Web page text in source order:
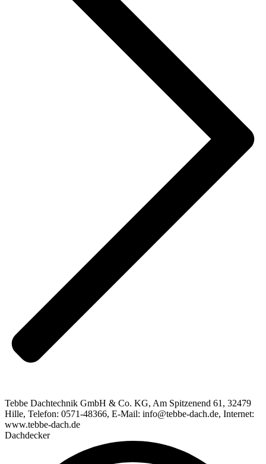
Tebbe Dachtechnik GmbH & Co. KG, Am Spitzenend 61, 32479
Hille, Telefon: 0571-48366, E-Mail: info@tebbe-dach.de, Internet:
www.tebbe-dach.de
Dachdecker